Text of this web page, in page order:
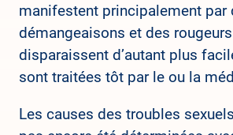
manifestent principalement par
démangeaisons et des
disparaissent d’autant plus
sont traitées tôt par le ou la
Les causes des troubles